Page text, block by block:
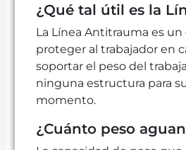
¿Qué tal útil es la
La Línea Antitrauma es
proteger al trabajador en
soportar el peso del
ninguna estructura para
momento.
¿Cuánto peso